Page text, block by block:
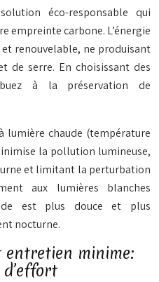
éco-responsable qui
empreinte carbone. L’énergie
renouvelable, ne produisant
de serre. En choisissant des
à la préservation de
lumière chaude (température
la pollution lumineuse,
et limitant la perturbation
aux lumières blanches
est plus douce et plus
nocturne.
minime: